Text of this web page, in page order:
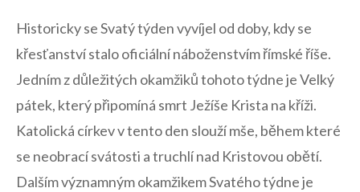
Historicky se Svatý týden vyvíjel ‍od doby,⁣ kdy se
křesťanství stalo oficiální náboženstvím římské říše.
Jedním z důležitých okamžiků ⁣tohoto týdne je Velký⁤
pátek, který připomíná smrt Ježíše ‍Krista na kříži.
Katolická církev v tento den ⁢slouží ⁤mše, během které
se neobrací ‍svátosti a truchlí nad Kristovou⁤ obětí.
Dalším významným‌ okamžikem Svatého⁤ týdne je